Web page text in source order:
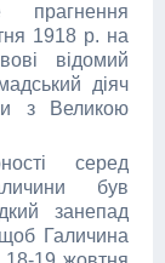
прагнення
1918 р. на
відомий
діяч
з Великою
серед
був
занепад
Галичина